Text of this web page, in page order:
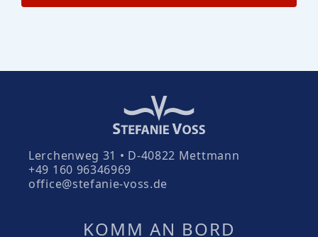
Lerchenweg 31 • D-40822 Mettmann
+49 160 96346969
office@stefanie-voss.de
KOMM AN BORD